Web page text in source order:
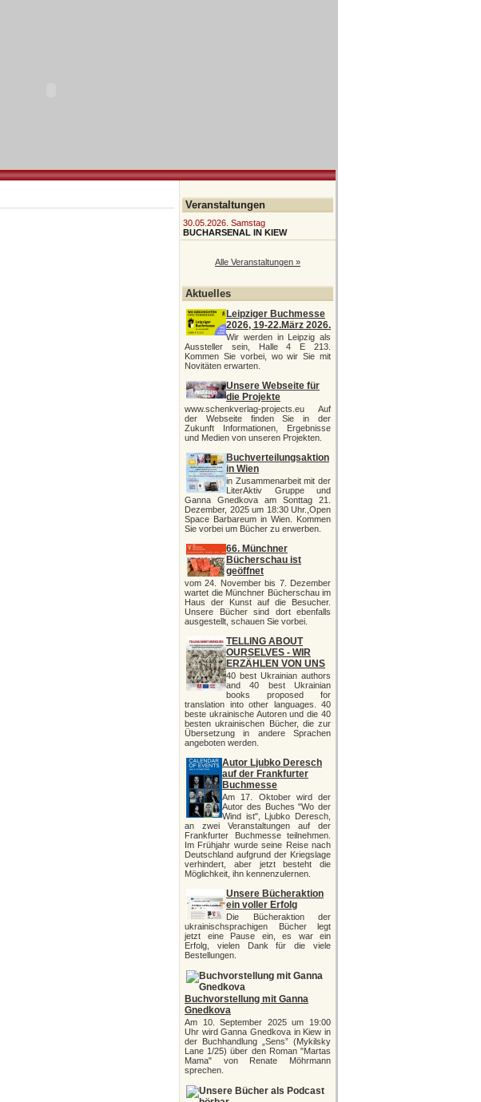
Veranstaltungen
30.05.2026. Samstag
BUCHARSENAL IN KIEW
Alle Veranstaltungen »
Aktuelles
Leipziger Buchmesse
2026, 19-22.März 2026.
Wir werden in Leipzig als
Aussteller sein, Halle 4 E 213.
Kommen Sie vorbei, wo wir Sie mit
Novitäten erwarten.
Unsere Webseite für
die Projekte
www.schenkverlag-projects.eu Auf
der Webseite finden Sie in der
Zukunft Informationen, Ergebnisse
und Medien von unseren Projekten.
Buchverteilungsaktion
in Wien
in Zusammenarbeit mit der
LiterAktiv Gruppe und
Ganna Gnedkova am Sonttag 21.
Dezember, 2025 um 18:30 Uhr.,Open
Space Barbareum in Wien. Kommen
Sie vorbei um Bücher zu erwerben.
66. Münchner
Bücherschau ist
geöffnet
vom 24. November bis 7. Dezember
wartet die Münchner Bücherschau im
Haus der Kunst auf die Besucher.
Unsere Bücher sind dort ebenfalls
ausgestellt, schauen Sie vorbei.
TELLING ABOUT
OURSELVES - WIR
ERZÄHLEN VON UNS
40 best Ukrainian authors
and 40 best Ukrainian
books proposed for
translation into other languages. 40
beste ukrainische Autoren und die 40
besten ukrainischen Bücher, die zur
Übersetzung in andere Sprachen
angeboten werden.
Autor Ljubko Deresch
auf der Frankfurter
Buchmesse
Am 17. Oktober wird der
Autor des Buches "Wo der
Wind ist", Ljubko Deresch,
an zwei Veranstaltungen auf der
Frankfurter Buchmesse teilnehmen.
Im Frühjahr wurde seine Reise nach
Deutschland aufgrund der Kriegslage
verhindert, aber jetzt besteht die
Möglichkeit, ihn kennenzulernen.
Unsere Bücheraktion
ein voller Erfolg
Die Bücheraktion der
ukrainischsprachigen Bücher legt
jetzt eine Pause ein, es war ein
Erfolg, vielen Dank für die viele
Bestellungen.
Buchvorstellung mit Ganna
Gnedkova
Am 10. September 2025 um 19:00
Uhr wird Ganna Gnedkova in Kiew in
der Buchhandlung „Sens” (Mykilsky
Lane 1/25) über den Roman "Martas
Mama" von Renate Möhrmann
sprechen.